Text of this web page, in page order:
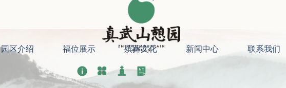
园区介绍 福位展示 殡葬文化 新闻中心 联系我们